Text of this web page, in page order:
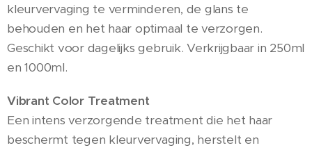
kleurvervaging te verminderen, de glans te
behouden en het haar optimaal te verzorgen.
Geschikt voor dagelijks gebruik. Verkrijgbaar in 250ml
en 1000ml.
Vibrant Color Treatment
Een intens verzorgende treatment die het haar
beschermt tegen kleurvervaging, herstelt en